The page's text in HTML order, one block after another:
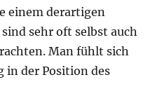
einem derartigen
sehr oft selbst auch
Man fühlt sich
in der Position des